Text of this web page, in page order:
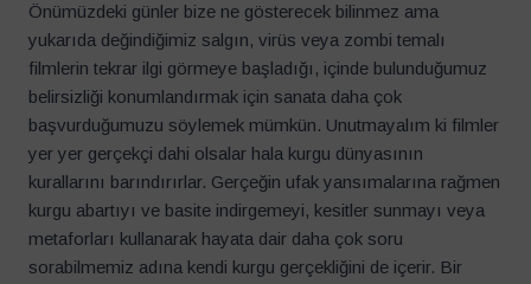
Önümüzdeki günler bize ne gösterecek bilinmez ama
yukarıda değindiğimiz salgın, virüs veya zombi temalı
filmlerin tekrar ilgi görmeye başladığı, içinde bulunduğumuz
belirsizliği konumlandırmak için sanata daha çok
başvurduğumuzu söylemek mümkün. Unutmayalım ki filmler
yer yer gerçekçi dahi olsalar hala kurgu dünyasının
kurallarını barındırırlar. Gerçeğin ufak yansımalarına rağmen
kurgu abartıyı ve basite indirgemeyi, kesitler sunmayı veya
metaforları kullanarak hayata dair daha çok soru
sorabilmemiz adına kendi kurgu gerçekliğini de içerir. Bir